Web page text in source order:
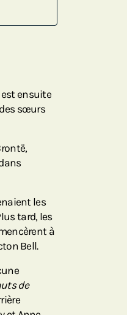
ensuite
sœurs
les
tard, les
à
Bell.
de